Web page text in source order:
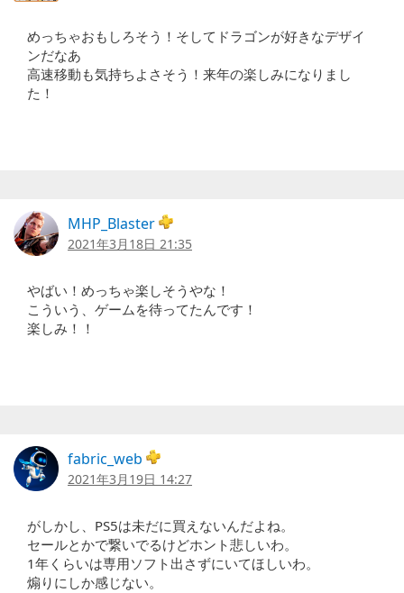
めっちゃおもしろそう！そしてドラゴンが好きなデザイ
ンだなあ
高速移動も気持ちよさそう！来年の楽しみになりまし
た！
MHP_Blaster
2021年3月18日 21:35
やばい！めっちゃ楽しそうやな！
こういう、ゲームを待ってたんです！
楽しみ！！
fabric_web
2021年3月19日 14:27
がしかし、PS5は未だに買えないんだよね。
セールとかで繋いでるけどホント悲しいわ。
1年くらいは専用ソフト出さずにいてほしいわ。
煽りにしか感じない。